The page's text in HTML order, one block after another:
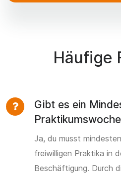
Häufige
Gibt es ein
Ja, du musst
freiwilligen Praktika in
Beschäftigung. Durch